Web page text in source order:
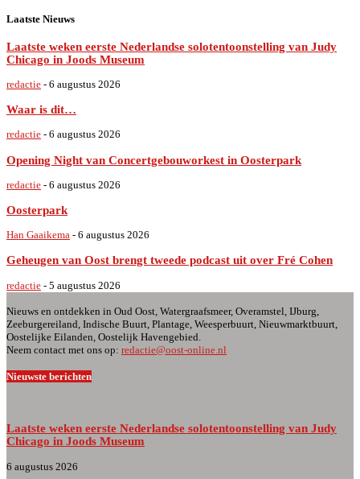
Laatste Nieuws
Laatste weken eerste Nederlandse solotentoonstelling van Judy
Chicago in Joods Museum
redactie - 6 augustus 2026
Waar is dit…
redactie - 6 augustus 2026
Opening Night van Concertgebouworkest in Oosterpark
redactie - 6 augustus 2026
Oosterpark
Han Gaaikema - 6 augustus 2026
Geheugen van Oost brengt tweede podcast uit over Fré Cohen
redactie - 5 augustus 2026
Nieuws en ontdekken in Oud Oost, Watergraafsmeer, Overamstel, IJburg,
Zeeburgereiland, Indische Buurt, Plantage, Weesperbuurt, Nieuwmarktbuurt,
Oostelijke Eilanden, Oostelijk Havengebied.
Neem contact met ons op: redactie@oost-online.nl
Nieuwste berichten
Laatste weken eerste Nederlandse solotentoonstelling van Judy
Chicago in Joods Museum
6 augustus 2026